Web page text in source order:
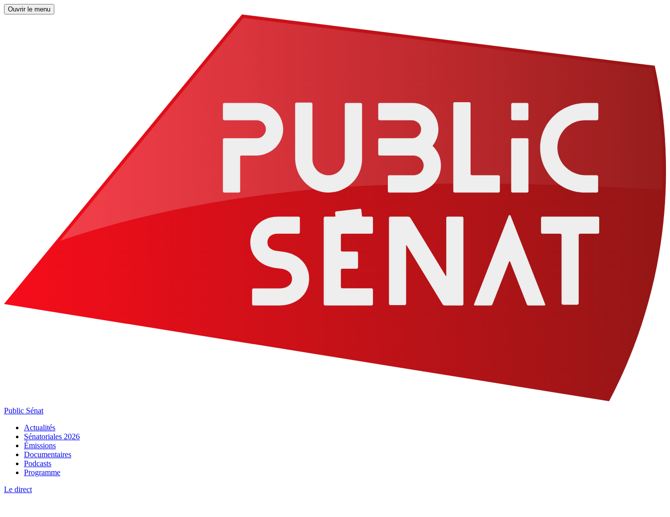
Ouvrir le menu
Public Sénat
Actualités
Sénatoriales 2026
Émissions
Documentaires
Podcasts
Programme
Le direct